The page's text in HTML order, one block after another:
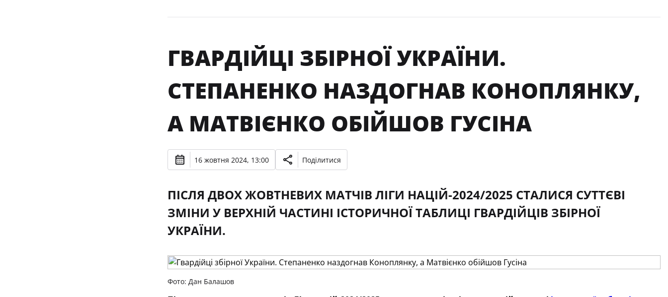
ГВАРДІЙЦІ ЗБІРНОЇ УКРАЇНИ.
СТЕПАНЕНКО НАЗДОГНАВ КОНОПЛЯНКУ,
А МАТВІЄНКО ОБІЙШОВ ГУСІНА
16 жовтня 2024, 13:00 Поділитися
ПІСЛЯ ДВОХ ЖОВТНЕВИХ МАТЧІВ ЛІГИ НАЦІЙ-2024/2025 СТАЛИСЯ СУТТЄВІ
ЗМІНИ У ВЕРХНІЙ ЧАСТИНІ ІСТОРИЧНОЇ ТАБЛИЦІ ГВАРДІЙЦІВ ЗБІРНОЇ
УКРАЇНИ.
Фото: Дан Балашов